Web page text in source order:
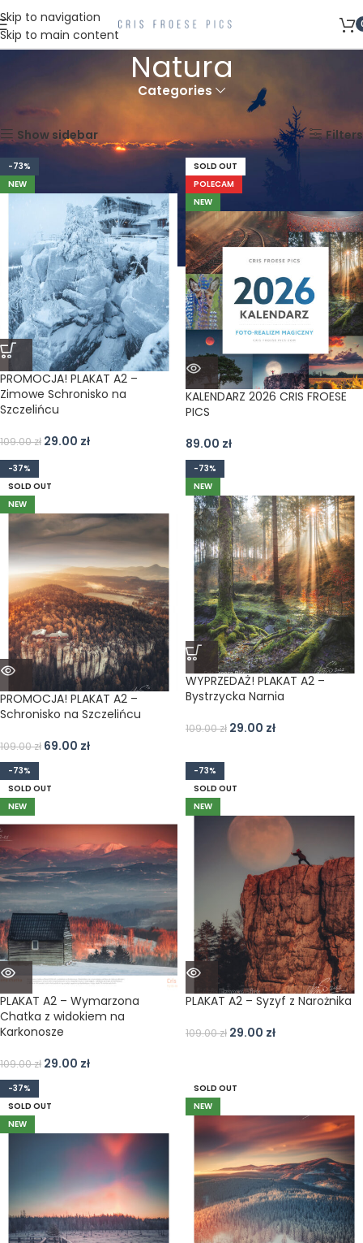
Skip to navigation
Skip to main content
Natura
Categories
Strona główna Wyświetlanie 1–36 z 186 wyników
Show sidebar Filters
-73%
NEW
PROMOCJA! PLAKAT A2 –
Zimowe Schronisko na
Szczelińcu
109.00zł 29.00 zł
SOLD OUT
POLECAM
NEW
KALENDARZ 2026 CRIS FROESE
PICS
89.00 zł
-37%
SOLD OUT
NEW
PROMOCJA! PLAKAT A2 –
Schronisko na Szczelińcu
109.00zł 69.00 zł
-73%
NEW
WYPRZEDAŻ! PLAKAT A2 –
Bystrzycka Narnia
109.00zł 29.00 zł
-73%
SOLD OUT
NEW
PLAKAT A2 – Wymarzona
Chatka z widokiem na
Karkonosze
109.00zł 29.00 zł
-73%
SOLD OUT
NEW
PLAKAT A2 – Syzyf z Narożnika
109.00zł 29.00 zł
-37%
SOLD OUT
NEW
SOLD OUT
NEW